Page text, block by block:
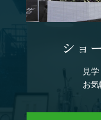
ショ
見
お気